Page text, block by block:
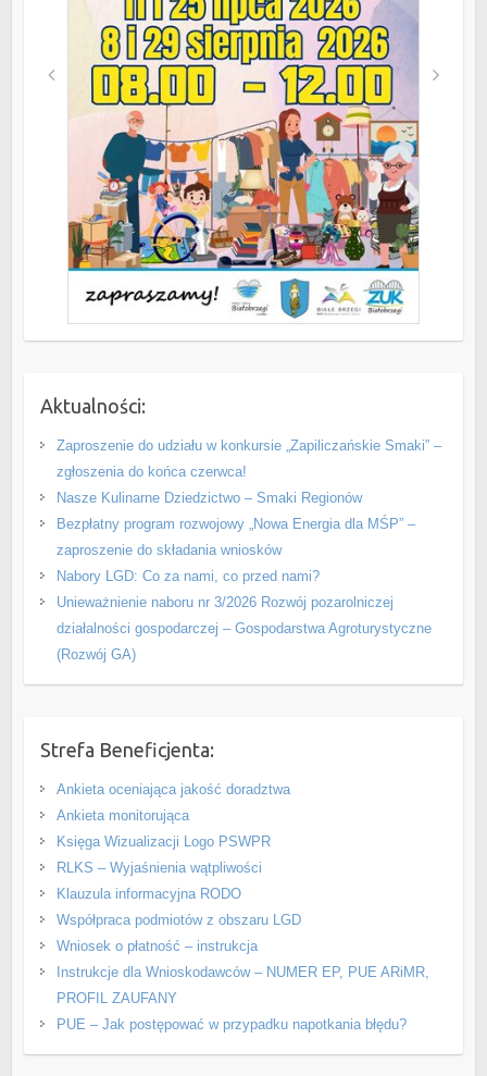
Aktualności:
Zaproszenie do udziału w konkursie „Zapiliczańskie Smaki” –
zgłoszenia do końca czerwca!
Nasze Kulinarne Dziedzictwo – Smaki Regionów
Bezpłatny program rozwojowy „Nowa Energia dla MŚP” –
zaproszenie do składania wniosków
Nabory LGD: Co za nami, co przed nami?
Unieważnienie naboru nr 3/2026 Rozwój pozarolniczej
działalności gospodarczej – Gospodarstwa Agroturystyczne
(Rozwój GA)
Strefa Beneficjenta:
Ankieta oceniająca jakość doradztwa
Ankieta monitorująca
Księga Wizualizacji Logo PSWPR
RLKS – Wyjaśnienia wątpliwości
Klauzula informacyjna RODO
Współpraca podmiotów z obszaru LGD
Wniosek o płatność – instrukcja
Instrukcje dla Wnioskodawców – NUMER EP, PUE ARiMR,
PROFIL ZAUFANY
PUE – Jak postępować w przypadku napotkania błędu?